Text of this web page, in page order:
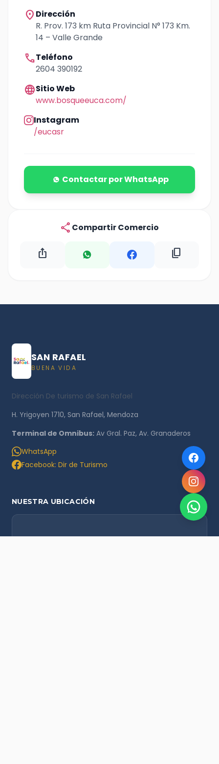
location_on Dirección
R. Prov. 173 km Ruta Provincial N° 173 Km.
14 – Valle Grande
callTeléfono
2604 390192
languageSitio Web
www.bosqueeuca.com/
Instagram
/eucasr
Contactar por WhatsApp
share Compartir Comercio
ios_share content_copy
SAN RAFAEL
BUENA VIDA
Dirección De turismo de San Rafael
H. Yrigoyen 1710, San Rafael, Mendoza
Terminal de Omnibus: Av Gral. Paz, Av. Granaderos
WhatsApp
Facebook: Dir de Turismo
NUESTRA UBICACIÓN